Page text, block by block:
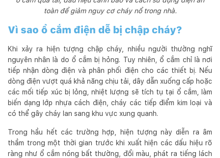
toàn để giảm nguy cơ cháy nổ trong nhà.
Vì sao ổ cắm điện dễ bị chập cháy?
Khi xảy ra hiện tượng chập cháy, nhiều người thường nghĩ
nguyên nhân là do ổ cắm bị hỏng. Tuy nhiên, ổ cắm chỉ là nơi
tiếp nhận dòng điện và phân phối điện cho các thiết bị. Nếu
dòng điện vượt quá khả năng chịu tải, dây dẫn xuống cấp hoặc
các mối tiếp xúc bị lỏng, nhiệt lượng sẽ tích tụ tại ổ cắm, làm
biến dạng lớp nhựa cách điện, cháy các tiếp điểm kim loại và
có thể gây cháy lan sang khu vực xung quanh.
Trong hầu hết các trường hợp, hiện tượng này diễn ra âm
thầm trong một thời gian trước khi xuất hiện các dấu hiệu rõ
ràng như ổ cắm nóng bất thường, đổi màu, phát ra tiếng lách